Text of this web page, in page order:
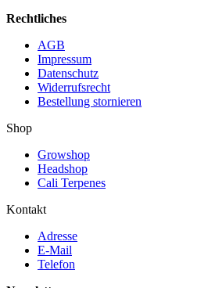
Rechtliches
AGB
Impressum
Datenschutz
Widerrufsrecht
Bestellung stornieren
Shop
Growshop
Headshop
Cali Terpenes
Kontakt
Adresse
E-Mail
Telefon